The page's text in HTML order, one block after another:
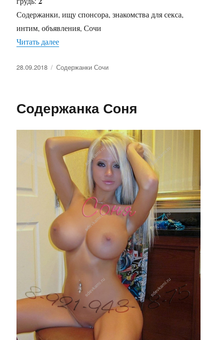
Содержанки, ищу спонсора, знакомства для секса,
интим, объявления, Сочи
Читать далее
Опубликовано
28.09.2018 Рубрики
Содержанки Сочи
Содержанка Соня